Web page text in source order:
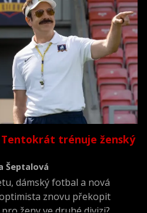
Tentokrát trénuje ženský
Šeptalová
dámský fotbal a nová
znovu překopit